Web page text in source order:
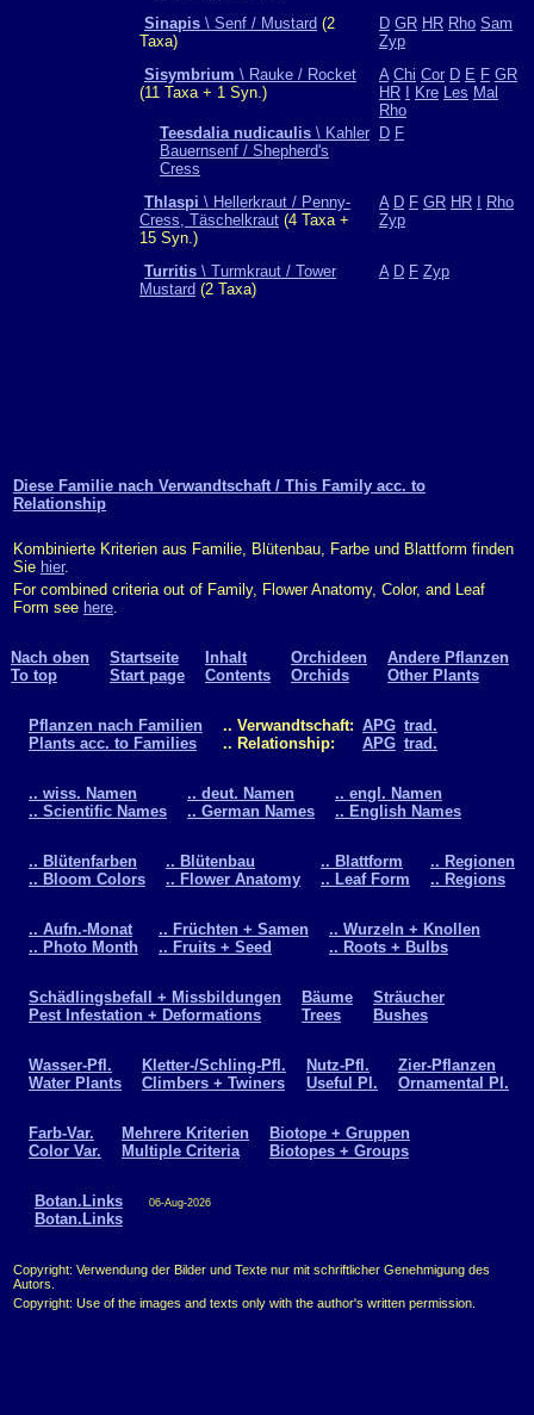
Sinapis \ Senf / Mustard (2
Taxa)
D GR HR Rho Sam
Zyp
Sisymbrium \ Rauke / Rocket
(11 Taxa + 1 Syn.)
A Chi Cor D E F GR
HR
Kre Les Mal
Rho
Teesdalia nudicaulis \ Kahler
Bauernsenf / Shepherd's
Cress
D F
Thlaspi \ Hellerkraut / Penny-
Cress, Täschelkraut (4 Taxa +
15 Syn.)
A D F GR HR
Rho
Zyp
Turritis \ Turmkraut / Tower
Mustard (2 Taxa)
A D F Zyp
Diese Familie nach Verwandtschaft / This Family acc. to
Relationship
Kombinierte Kriterien aus Familie, Blütenbau, Farbe und Blattform finden
Sie hier.
For combined criteria out of Family, Flower Anatomy, Color, and Leaf
Form see here.
Nach oben
To top
Startseite
Start page
Inhalt
Contents
Orchideen
Orchids
Andere Pflanzen
Other Plants
Pflanzen nach Familien
Plants acc. to Families
.. Verwandtschaft:
.. Relationship:
APG
APG
trad.
trad.
.. wiss. Namen
.. Scientific Names
.. deut. Namen
.. German Names
.. engl. Namen
.. English Names
.. Blütenfarben
.. Bloom Colors
.. Blütenbau
.. Flower Anatomy
.. Blattform
.. Leaf Form
.. Regionen
.. Regions
.. Aufn.-Monat
.. Photo Month
.. Früchten + Samen
.. Fruits + Seed
.. Wurzeln + Knollen
.. Roots + Bulbs
Schädlingsbefall + Missbildungen
Pest Infestation + Deformations
Bäume
Trees
Sträucher
Bushes
Wasser-Pfl.
Water Plants
Kletter-/Schling-Pfl.
Climbers + Twiners
Nutz-Pfl.
Useful Pl.
Zier-Pflanzen
Ornamental Pl.
Farb-Var.
Color Var.
Mehrere Kriterien
Multiple Criteria
Biotope + Gruppen
Biotopes + Groups
Botan.Links
Botan.Links
06-Aug-2026
Copyright: Verwendung der Bilder und Texte nur mit schriftlicher Genehmigung des
Autors.
Copyright: Use of the images and texts only with the author's written permission.